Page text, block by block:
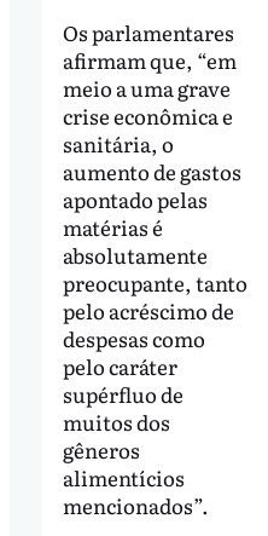
Os parlamentares
afirmam que, “em
meio a uma grave
crise econômica e
sanitária, o
aumento de gastos
apontado pelas
matérias é
absolutamente
preocupante, tanto
pelo acréscimo de
despesas como
pelo caráter
supérfluo de
muitos dos
gêneros
alimentícios
mencionados”.